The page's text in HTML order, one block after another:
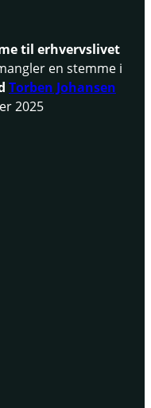
til erhvervslivet
en stemme i
Torben Johansen
2025